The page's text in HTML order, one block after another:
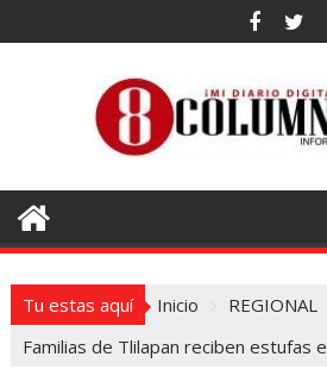
al
Tu estas aquí Inicio
REGIONAL
Familias de Tlilapan reciben estufas